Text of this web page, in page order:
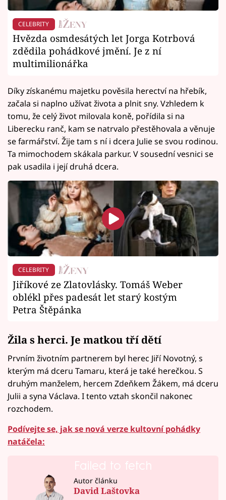
CELEBRITY
Hvězda osmdesátých let Jorga Kotrbová
zdědila pohádkové jmění. Je z ní
multimilionářka
Díky získanému majetku pověsila herectví na hřebík,
začala si naplno užívat života a plnit sny. Vzhledem k
tomu, že celý život milovala koně, pořídila si na
Liberecku ranč, kam se natrvalo přestěhovala a věnuje
se farmářství. Žije tam s ní i dcera Julie se svou rodinou.
Ta mimochodem skákala parkur. V sousední vesnici se
pak usadila i její druhá dcera.
CELEBRITY
Jiříkové ze Zlatovlásky. Tomáš Weber
oblékl přes padesát let starý kostým
Petra Štěpánka
Žila s herci. Je matkou tří dětí
Prvním životním partnerem byl herec Jiří Novotný, s
kterým má dceru Tamaru, která je také herečkou. S
druhým manželem, hercem Zdeňkem Žákem, má dceru
Julii a syna Václava. I tento vztah skončil nakonec
rozchodem.
Podívejte se, jak se nová verze kultovní pohádky
natáčela:
Failed to fetch
Autor článku
David Laštovka